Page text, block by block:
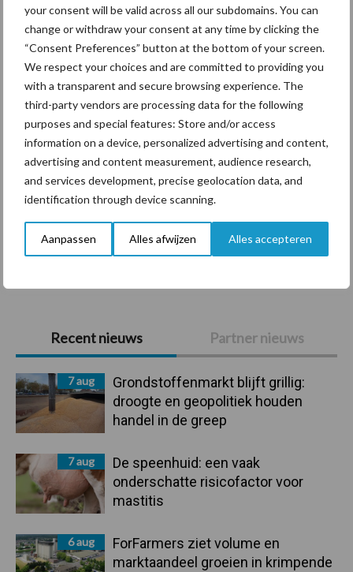
your consent will be valid across all our subdomains. You can
change or withdraw your consent at any time by clicking the
“Consent Preferences” button at the bottom of your screen.
We respect your choices and are committed to providing you
with a transparent and secure browsing experience. The
third-party vendors are processing data for the following
purposes and special features: Store and/or access
information on a device, personalized advertising and content,
advertising and content measurement, audience research,
and services development, precise geolocation data, and
identification through device scanning.
Aanpassen Alles afwijzen Alles accepteren
Primaire
Sidebar
Recent nieuws Partner nieuws
7 aug
Grondstoffenmarkt blijft grillig:
droogte en geopolitiek houden
handel in de greep
7 aug
De speenhuid: een vaak
onderschatte risicofactor voor
mastitis
6 aug
ForFarmers ziet volume en
marktaandeel groeien in krimpende
Themapagina's
Diergezondheid Bemesting Fokkerij
Bedrijfsnieuws
Ligbox &
Voerhekken
Toon meer